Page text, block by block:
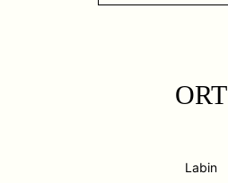
ORT
Labin